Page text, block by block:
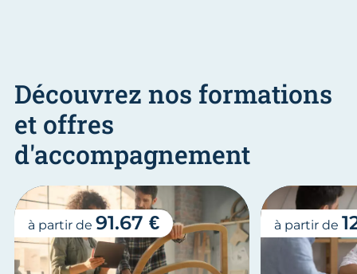
Découvrez nos formations
et offres
d'accompagnement
à partir de 91.67 € à partir de